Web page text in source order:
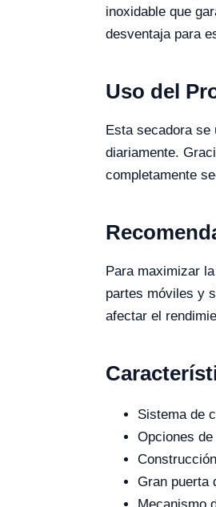
inoxidable que
desventaja para
Uso del
Esta secadora se
diariamente.
completamente
Para maximizar
partes móviles y
afectar el
Sistema de
Opciones
Gran puerta